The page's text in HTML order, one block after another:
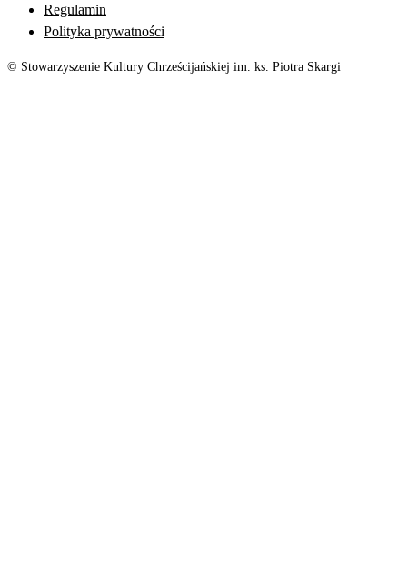
Regulamin
Polityka prywatności
© Stowarzyszenie Kultury Chrześcijańskiej im. ks. Piotra Skargi